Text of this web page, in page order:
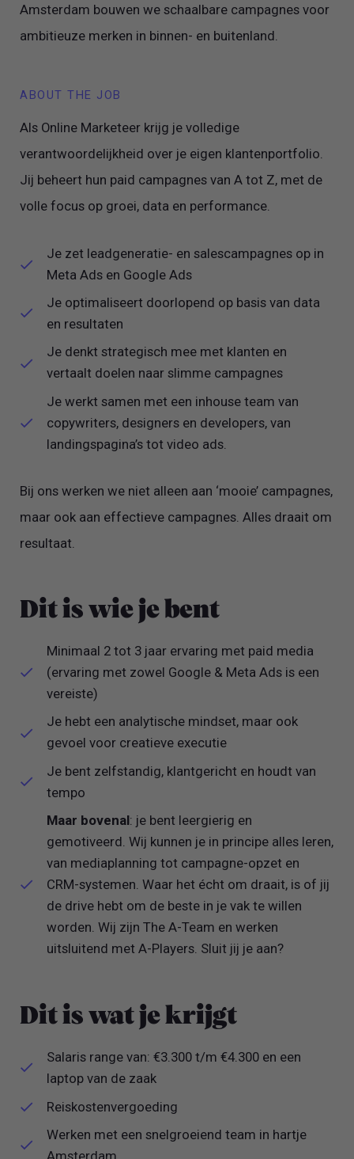
Amsterdam bouwen we schaalbare campagnes voor
ambitieuze merken in binnen- en buitenland.
ABOUT THE JOB
Als Online Marketeer krijg je volledige
verantwoordelijkheid over je eigen klantenportfolio.
Jij beheert hun paid campagnes van A tot Z, met de
volle focus op groei, data en performance.
Je zet leadgeneratie- en salescampagnes op in
Meta Ads en Google Ads
Je optimaliseert doorlopend op basis van data
en resultaten
Je denkt strategisch mee met klanten en
vertaalt doelen naar slimme campagnes
Je werkt samen met een inhouse team van
copywriters, designers en developers, van
landingspagina’s tot video ads.
Bij ons werken we niet alleen aan ‘mooie’ campagnes,
maar ook aan effectieve campagnes. Alles draait om
resultaat.
Dit is wie je bent
Minimaal 2 tot 3 jaar ervaring met paid media
(ervaring met zowel Google & Meta Ads is een
vereiste)
Je hebt een analytische mindset, maar ook
gevoel voor creatieve executie
Je bent zelfstandig, klantgericht en houdt van
tempo
Maar bovenal: je bent leergierig en
gemotiveerd. Wij kunnen je in principe alles leren,
van mediaplanning tot campagne-opzet en
CRM-systemen. Waar het écht om draait, is of jij
de drive hebt om de beste in je vak te willen
worden. Wij zijn The A-Team en werken
uitsluitend met A-Players. Sluit jij je aan?
Dit is wat je krijgt
Salaris range van: €3.300 t/m €4.300 en een
laptop van de zaak
Reiskostenvergoeding
Werken met een snelgroeiend team in hartje
Amsterdam